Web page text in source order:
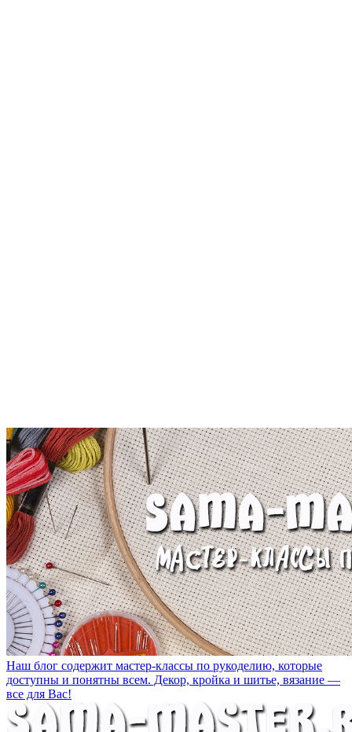
Наш блог содержит мастер-классы по рукоделию, которые
доступны и понятны всем. Декор, кройка и шитье, вязание —
все для Вас!